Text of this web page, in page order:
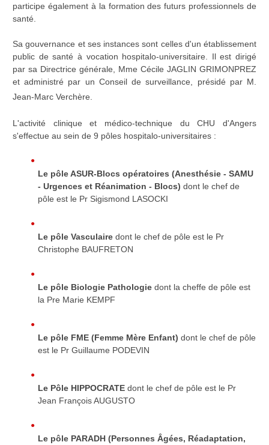
participe également à la formation des futurs professionnels de
santé.
Sa gouvernance et ses instances sont celles d'un établissement
public de santé à vocation hospitalo-universitaire. Il est dirigé
par sa Directrice générale, Mme Cécile JAGLIN GRIMONPREZ
et administré par un Conseil de surveillance, présidé par M.
Jean-Marc Verchère.
L'activité clinique et médico-technique du CHU d'Angers
s'effectue au sein de 9 pôles hospitalo-universitaires :
Le pôle ASUR-Blocs opératoires (Anesthésie - SAMU
- Urgences et Réanimation - Blocs) dont le chef de
pôle est le Pr Sigismond LASOCKI
Le pôle Vasculaire dont le chef de pôle est le Pr
Christophe BAUFRETON
Le pôle Biologie Pathologie dont la cheffe de pôle est
la Pre Marie KEMPF
Le pôle FME (Femme Mère Enfant) dont le chef de pôle
est le Pr Guillaume PODEVIN
Le Pôle HIPPOCRATE dont le chef de pôle est le Pr
Jean François AUGUSTO
Le pôle PARADH (Personnes Âgées, Réadaptation,